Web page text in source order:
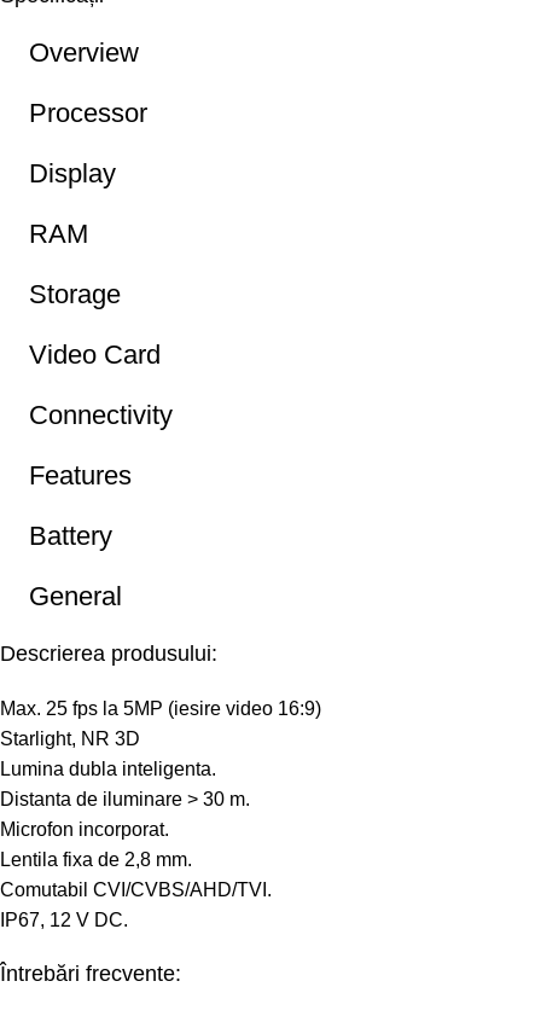
Overview
Processor
Display
RAM
Storage
Video Card
Connectivity
Features
Battery
General
Descrierea produsului:
Max. 25 fps la 5MP (iesire video 16:9)
Starlight, NR 3D
Lumina dubla inteligenta.
Distanta de iluminare > 30 m.
Microfon incorporat.
Lentila fixa ​​de 2,8 mm.
Comutabil CVI/CVBS/AHD/TVI.
IP67, 12 V DC.
Întrebări frecvente: